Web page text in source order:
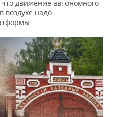
движение автономного
воздухе надо